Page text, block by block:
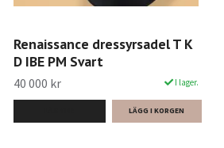
Renaissance dressyrsadel T K
D IBE PM Svart
40 000 kr I lager.